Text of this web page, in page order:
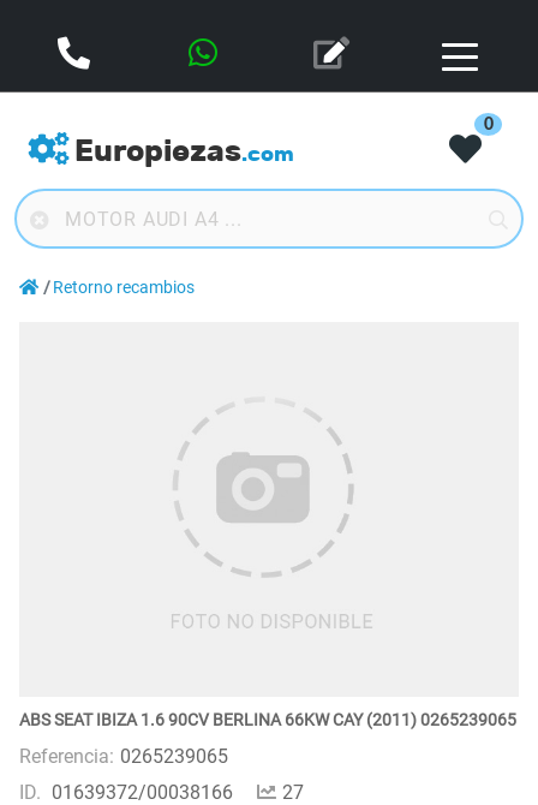
Europiezas.com
0
Retorno recambios
ABS SEAT IBIZA 1.6 90CV BERLINA 66KW CAY (2011) 0265239065
Referencia: 0265239065
ID. 01639372/00038166 27